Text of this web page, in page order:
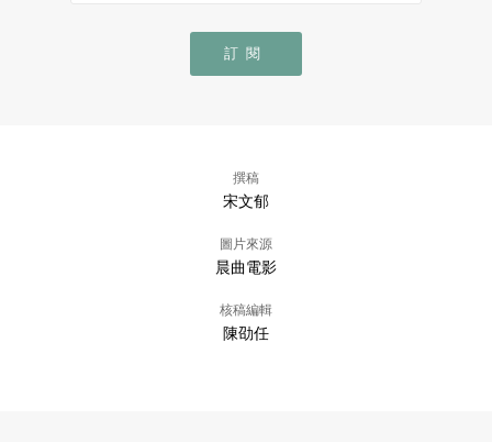
訂閱
撰稿
宋文郁
圖片來源
晨曲電影
核稿編輯
陳劭任